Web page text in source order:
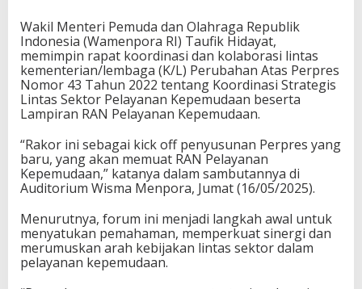
n
t
a
s
K
e
m
e
n
t
e
r
i
n
T
e
Wakil Menteri Pemuda dan Olahraga Republik
Indonesia (Wamenpora RI) Taufik Hidayat,
memimpin rapat koordinasi dan kolaborasi lintas
kementerian/lembaga (K/L) Perubahan Atas Perpres
Nomor 43 Tahun 2022 tentang Koordinasi Strategis
Lintas Sektor Pelayanan Kepemudaan beserta
Lampiran RAN Pelayanan Kepemudaan.
“Rakor ini sebagai kick off penyusunan Perpres yang
baru, yang akan memuat RAN Pelayanan
Kepemudaan,” katanya dalam sambutannya di
Auditorium Wisma Menpora, Jumat (16/05/2025).
Menurutnya, forum ini menjadi langkah awal untuk
menyatukan pemahaman, memperkuat sinergi dan
merumuskan arah kebijakan lintas sektor dalam
pelayanan kepemudaan.